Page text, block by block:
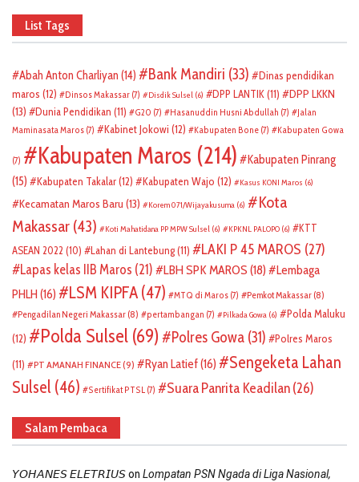
List Tags
Abah Anton Charliyan (14) Bank Mandiri (33)
Dinas pendidikan
maros (12) Dinsos Makassar (7) Disdik Sulsel (6) DPP LANTIK(11)
DPP LKKN
(13)
Dunia Pendidikan (11) G20 (7) Hasanuddin Husni Abdullah (7)
Jalan
Maminasata Maros (7) Kabinet Jokowi (12) Kabupaten Bone (7) Kabupaten Gowa
(7) Kabupaten Maros (214)
Kabupaten Pinrang
(15)
Kabupaten Takalar(12) Kabupaten Wajo (12) Kasus KONI Maros (6)
Kecamatan Maros Baru (13) Korem 071/Wijayakusuma (6)
Kota
Makassar (43) Koti Mahatidana PP MPW Sulsel (6) KPKNL PALOPO (6)
KTT
ASEAN 2022 (10) Lahan di Lantebung(11) LAKI P 45 MAROS (27)
Lapas kelas IIB Maros (21) LBH SPK MAROS (18)
Lembaga
PHLH (16) LSM KIPFA (47) MTQ di Maros (7) Pemkot Makassar (8)
Pengadilan Negeri Makassar (8) pertambangan (7) Pilkada Gowa (6)
Polda Maluku
(12)
Polda Sulsel (69) Polres Gowa (31)
Polres Maros
(11)
PT AMANAH FINANCE(9) Ryan Latief(16)
Sengeketa Lahan
Sulsel (46) Sertifikat PTSL (7) Suara Panrita Keadilan(26)
Salam Pembaca
𝘠𝘖𝘏𝘈𝘕𝘌𝘚 𝘌𝘓𝘌𝘛𝘙𝘐𝘜𝘚on Lompatan PSN Ngada di Liga Nasional,